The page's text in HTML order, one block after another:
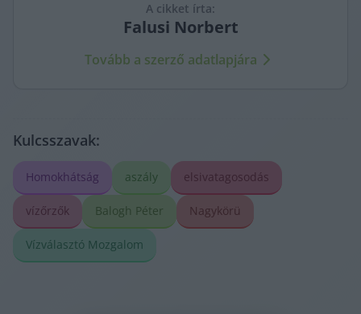
A cikket írta:
Falusi Norbert
Tovább a szerző adatlapjára
Kulcsszavak:
Homokhátság aszály elsivatagosodás
vízőrzők Balogh Péter Nagykörü
Vízválasztó Mozgalom